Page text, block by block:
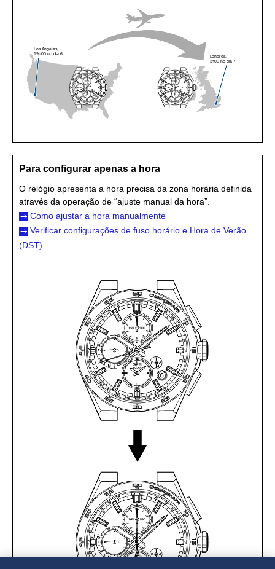
Los Angeles,
19h00 no dia 6 Londres,
3h00 no dia 7
Para configurar apenas a hora
O relógio apresenta a hora precisa da zona horária definida
através da operação de “ajuste manual da hora”.
Como ajustar a hora manualmente
Verificar configurações de fuso horário e Hora de Verão
(DST).